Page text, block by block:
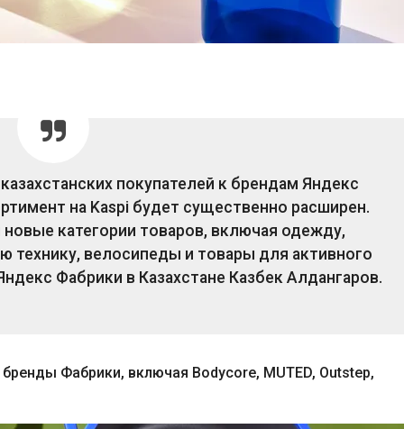
покупателей к брендам Яндекс
на Kaspi будет существенно расширен.
категории товаров, включая одежду,
технику, велосипеды и товары для активного
Фабрики в Казахстане Казбек Алдангаров.
Фабрики, включая Bodycore, MUTED, Outstep,